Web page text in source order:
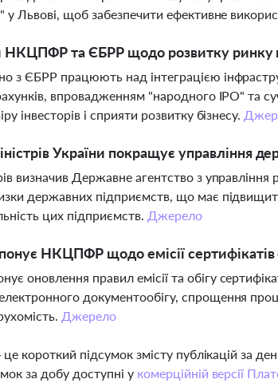
у Львові, щоб забезпечити ефективне
НКЦПФР та ЄБРР щодо розвитку ринку
з ЄБРР працюють над інтеграцією
впровадженням "народного IPO" та
інвесторів і сприяти розвитку бізнесу.
України покращує управління
визначив Державне агентство з
державних підприємств, що має
цих підприємств. Джерело
НКЦПФР щодо емісії
оновлення правил емісії та обігу
документообігу, спрощення
Джерело
короткий підсумок змісту публікацій за
за добу доступні у комерційній версії